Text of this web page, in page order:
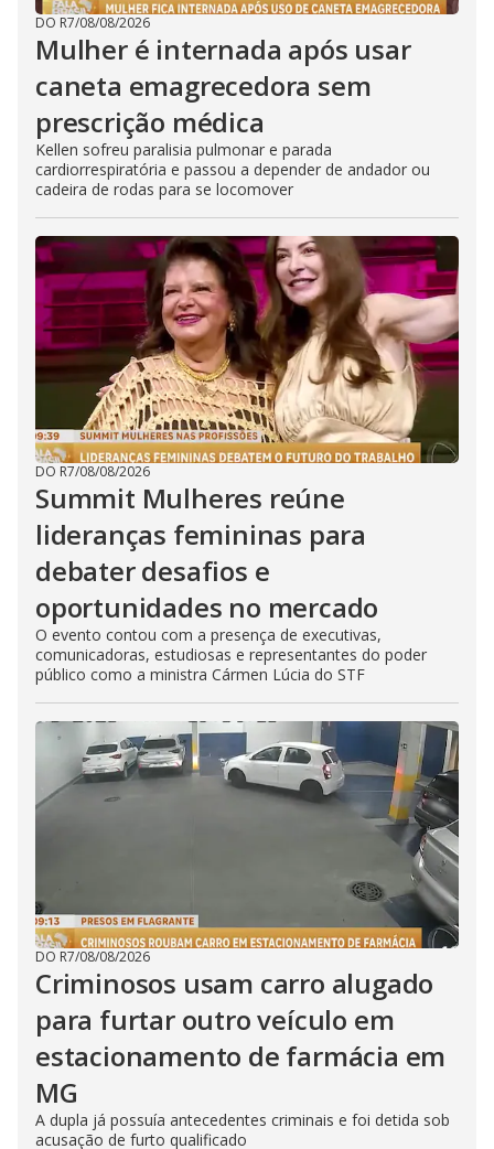
DO R7/08/08/2026
Mulher é internada após usar
caneta emagrecedora sem
prescrição médica
Kellen sofreu paralisia pulmonar e parada
cardiorrespiratória e passou a depender de andador ou
cadeira de rodas para se locomover
DO R7/08/08/2026
Summit Mulheres reúne
lideranças femininas para
debater desafios e
oportunidades no mercado
O evento contou com a presença de executivas,
comunicadoras, estudiosas e representantes do poder
público como a ministra Cármen Lúcia do STF
DO R7/08/08/2026
Criminosos usam carro alugado
para furtar outro veículo em
estacionamento de farmácia em
MG
A dupla já possuía antecedentes criminais e foi detida sob
acusação de furto qualificado